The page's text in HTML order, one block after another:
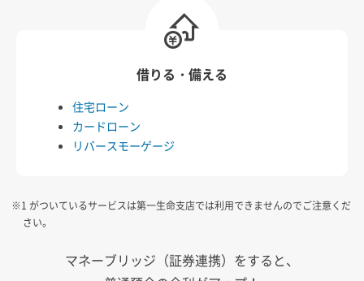
借りる・備える
住宅ローン
カードローン
リバースモーゲージ
※1 がついているサービスは第一生命支店では利用できませんのでご注意くだ
さい。
マネーブリッジ（証券連携）をすると、